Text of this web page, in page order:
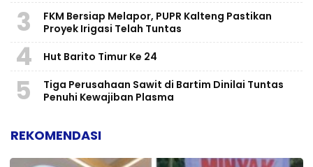
3
FKM Bersiap Melapor, PUPR Kalteng Pastikan
Proyek Irigasi Telah Tuntas
4 Hut Barito Timur Ke 24
5
Tiga Perusahaan Sawit di Bartim Dinilai Tuntas
Penuhi Kewajiban Plasma
REKOMENDASI